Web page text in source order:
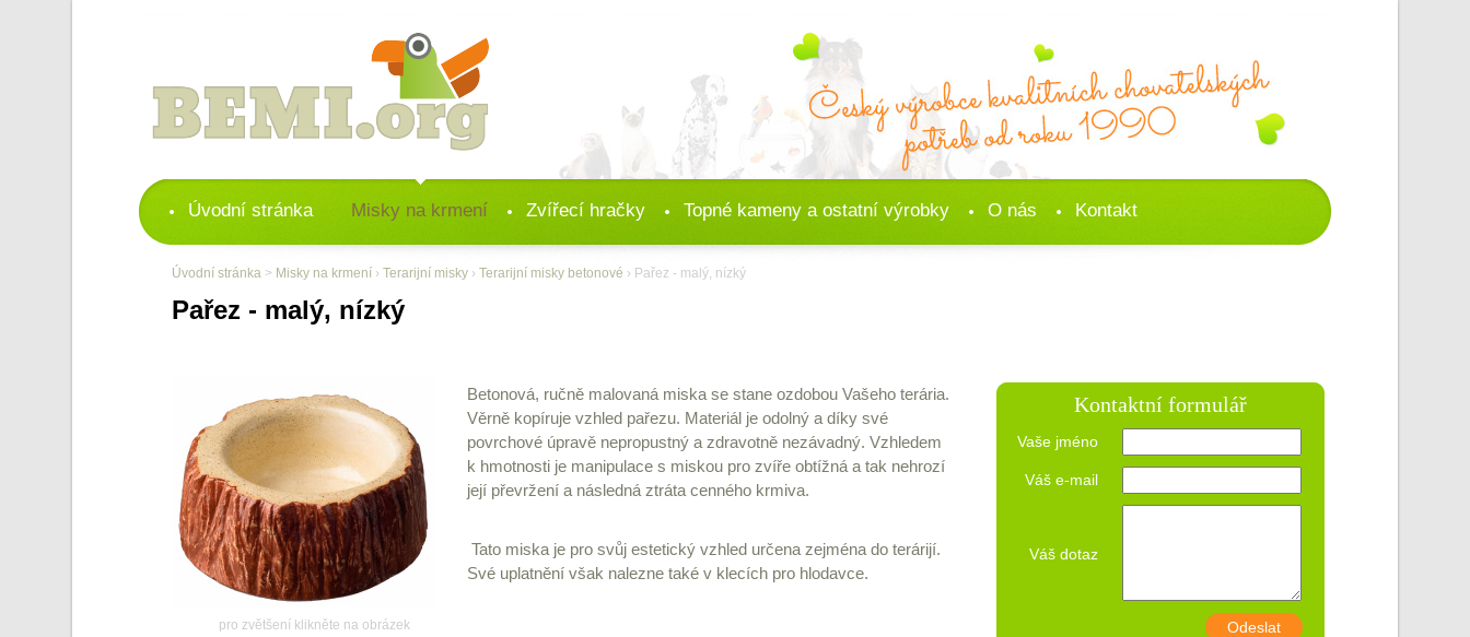
Úvodní stránka Misky na krmení Zvířecí hračky Topné kameny a ostatní výrobky O nás Kontakt
Úvodní stránka > Misky na krmení › Terarijní misky › Terarijní misky betonové › Pařez - malý, nízký
Pařez - malý, nízký
pro zvětšení klikněte na obrázek
Kontaktní formulář
Vaše jméno
Váš e-mail
Váš dotaz
Odeslat
Betonová, ručně malovaná miska se stane ozdobou Vašeho terária.
Věrně kopíruje vzhled pařezu. Materiál je odolný a díky své
povrchové úpravě nepropustný a zdravotně nezávadný. Vzhledem
k hmotnosti je manipulace s miskou pro zvíře obtížná a tak nehrozí
její převržení a následná ztráta cenného krmiva.
Tato miska je pro svůj estetický vzhled určena zejména do terárijí.
Své uplatnění však nalezne také v klecích pro hlodavce.